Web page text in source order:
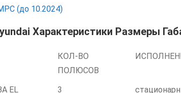
(до 10.2024)
Характеристики Размеры
КОЛ-ВО
ПОЛЮСОВ
EL 3